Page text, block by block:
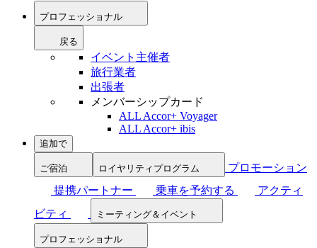
プロフェッショナル
戻る
イベント主催者
旅行業者
出張者
メンバーシップカード
ALL Accor+ Voyager
ALL Accor+ ibis
追加で
ご宿泊 ロイヤリティプログラム
プロモーション
提携パートナー
乗車を予約する
アクティ
ビティ
ミーティング＆イベント
プロフェッショナル